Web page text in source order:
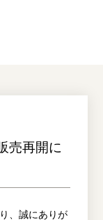
売再開に
、誠にありが